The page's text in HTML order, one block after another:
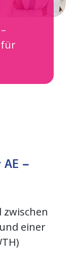
für
AE –
einer
TH)